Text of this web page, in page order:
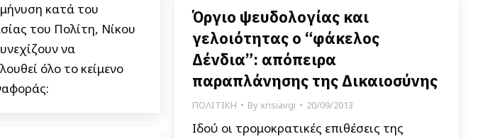
κατά του
του Πολίτη, Νίκου
να
όλο το κείμενο
Όργιο ψευδολογίας και
γελοιότητας ο “φάκελος
Δένδια”: απόπειρα
παραπλάνησης της Δικαιοσύνης
ΠΟΛΙΤΙΚΗ Byxrisiavgi 20/09/2013
Ιδού οι τρομοκρατικές επιθέσεις της